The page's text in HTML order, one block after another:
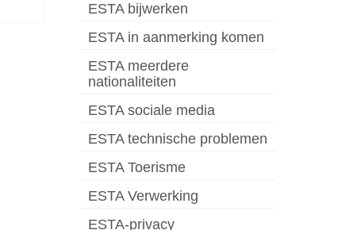
ESTA bijwerken
ESTA in aanmerking komen
ESTA meerdere
nationaliteiten
ESTA sociale media
ESTA technische problemen
ESTA Toerisme
ESTA Verwerking
ESTA-privacy